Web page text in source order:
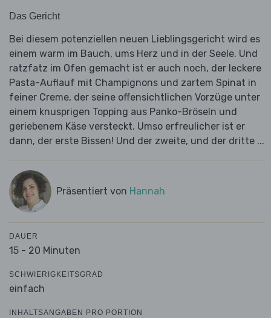
Das Gericht
Bei diesem potenziellen neuen Lieblingsgericht wird es
einem warm im Bauch, ums Herz und in der Seele. Und
ratzfatz im Ofen gemacht ist er auch noch, der leckere
Pasta-Auflauf mit Champignons und zartem Spinat in
feiner Creme, der seine offensichtlichen Vorzüge unter
einem knusprigen Topping aus Panko-Bröseln und
geriebenem Käse versteckt. Umso erfreulicher ist er
dann, der erste Bissen! Und der zweite, und der dritte ...
Präsentiert von Hannah
DAUER
15 - 20 Minuten
SCHWIERIGKEITSGRAD
einfach
INHALTSANGABEN PRO PORTION